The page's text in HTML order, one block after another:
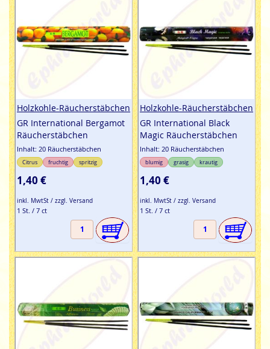
Holzkohle-Räucherstäbchen
GR International Bergamot
Räucherstäbchen
Inhalt: 20 Räucherstäbchen
Citrus fruchtig spritzig
1,40 €
inkl. MwtSt / zzgl. Versand
1 St. / 7 ct
Holzkohle-Räucherstäbchen
GR International Black
Magic Räucherstäbchen
Inhalt: 20 Räucherstäbchen
blumig grasig krautig
1,40 €
inkl. MwtSt / zzgl. Versand
1 St. / 7 ct